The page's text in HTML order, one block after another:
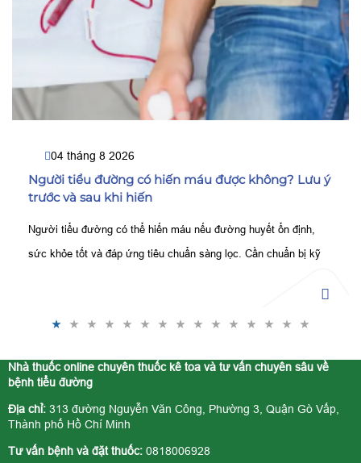
04 tháng 8 2026
Người tiểu đường có hiến máu được không? Lưu ý
trước và sau khi hiến
Người tiểu đường có thể hiến máu nếu đường huyết ổn định,
sức khỏe tốt và đáp ứng tiêu chuẩn sàng lọc. Cần chuẩn bị kỹ
Nhà thuốc online chuyên thuốc kê toa và tư vấn chuyên sâu về
bệnh tiểu đường
Địa chỉ: 313 đường Nguyễn Văn Công, Phường 3, Quận Gò Vấp,
Thành phố Hồ Chí Minh
Tư vấn bệnh và đặt thuốc: 0818006928